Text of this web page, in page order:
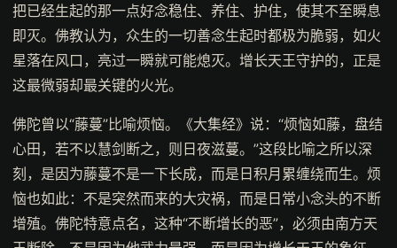
把已经生起的那一点好念稳住、养住、护住，使其不至瞬息
即灭。佛教认为，众生的一切善念生起时都极为脆弱，如火
星落在风口，亮过一瞬就可能熄灭。增长天王守护的，正是
这最微弱却最关键的火光。
佛陀曾以“藤蔓”比喻烦恼。《大集经》说：“烦恼如藤，盘结
心田，若不以慧剑断之，则日夜滋蔓。”这段比喻之所以深
刻，是因为藤蔓不是一下长成，而是日积月累缠绕而生。烦
恼也如此：不是突然而来的大灾祸，而是日常小念头的不断
增殖。佛陀特意点名，这种“不断增长的恶”，必须由南方天